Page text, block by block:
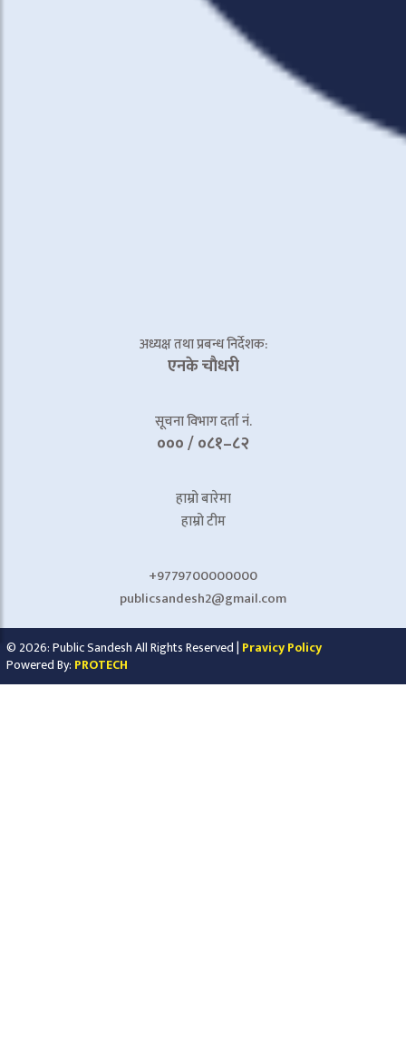
अध्यक्ष तथा प्रबन्ध निर्देशक:
एनके चाैधरी
सूचना विभाग दर्ता नं.
००० / ०८१–८२
हाम्रो बारेमा
हाम्रो टीम
+9779700000000
publicsandesh2@gmail.com
© 2026: Public Sandesh All Rights Reserved | Pravicy Policy
Powered By: PROTECH